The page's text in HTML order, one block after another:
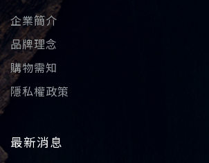
企業簡介
品牌理念
購物需知
隱私權政策
最新消息